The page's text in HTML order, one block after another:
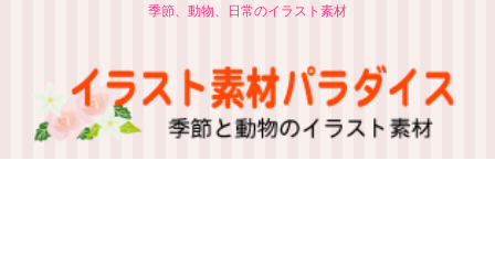
季節、動物、日常のイラスト素材